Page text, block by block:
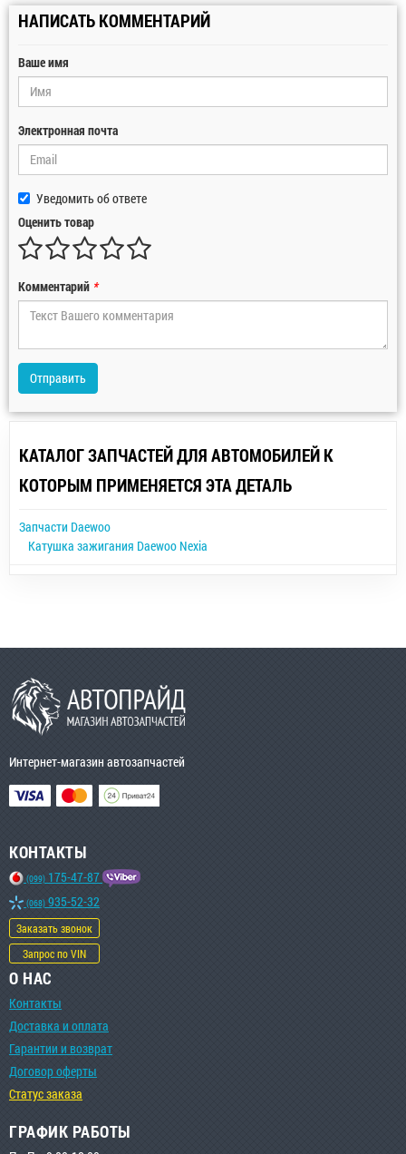
НАПИСАТЬ КОММЕНТАРИЙ
Ваше имя
Электронная почта
Уведомить об ответе
Оценить товар
Комментарий *
Отправить
КАТАЛОГ ЗАПЧАСТЕЙ ДЛЯ АВТОМОБИЛЕЙ К
КОТОРЫМ ПРИМЕНЯЕТСЯ ЭТА ДЕТАЛЬ
Запчасти Daewoo
Катушка зажигания Daewoo Nexia
Интернет-магазин автозапчастей
КОНТАКТЫ
(099) 175-47-87
(068) 935-52-32
Заказать звонок
Запрос по VIN
О НАС
Контакты
Доставка и оплата
Гарантии и возврат
Договор оферты
Статус заказа
ГРАФИК РАБОТЫ